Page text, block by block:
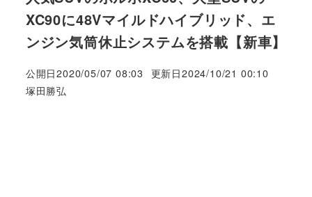
XC90に48Vマイルドハイブリッド、エ
ンジン気筒休止システムを搭載【新車】
公開日2020/05/07 08:03 更新日2024/10/21 00:10
著
塚田勝弘